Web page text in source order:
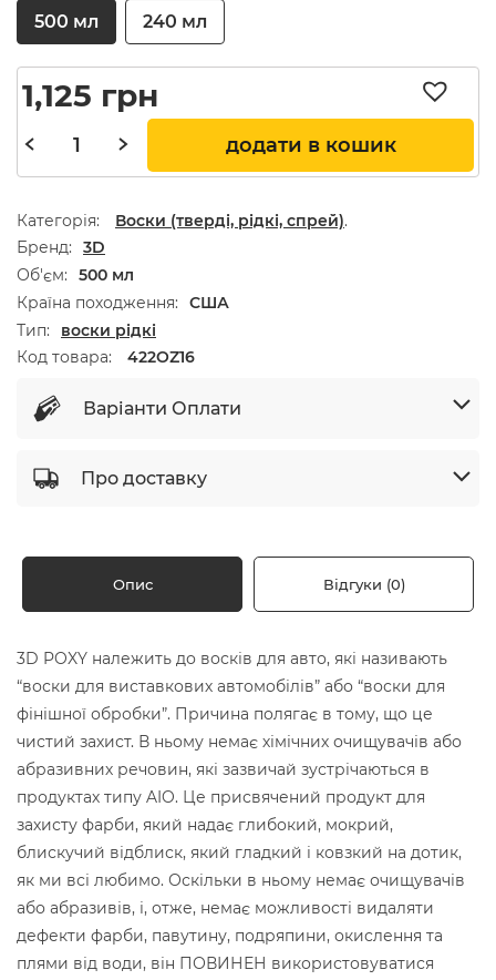
500 мл
240 мл
1,125 грн
додати в кошик
Категорія: Воски (тверді, рідкі, спрей).
Бренд
3D
Об'єм
500 мл
Країна походження
США
Тип
воски рідкі
Код товара:
422OZ16
Варіанти Оплати
Про доставку
Опис Відгуки (0)
3D POXY належить до восків для авто, які називають
“воски для виставкових автомобілів” або “воски для
фінішної обробки”. Причина полягає в тому, що це
чистий захист. В ньому немає хімічних очищувачів або
абразивних речовин, які зазвичай зустрічаються в
продуктах типу AIO. Це присвячений продукт для
захисту фарби, який надає глибокий, мокрий,
блискучий відблиск, який гладкий і ковзкий на дотик,
як ми всі любимо. Оскільки в ньому немає очищувачів
або абразивів, і, отже, немає можливості видаляти
дефекти фарби, павутину, подряпини, окислення та
плями від води, він ПОВИНЕН використовуватися